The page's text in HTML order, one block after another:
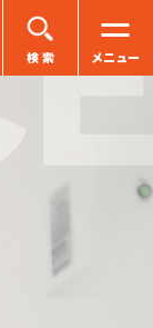
検 索 メニュー